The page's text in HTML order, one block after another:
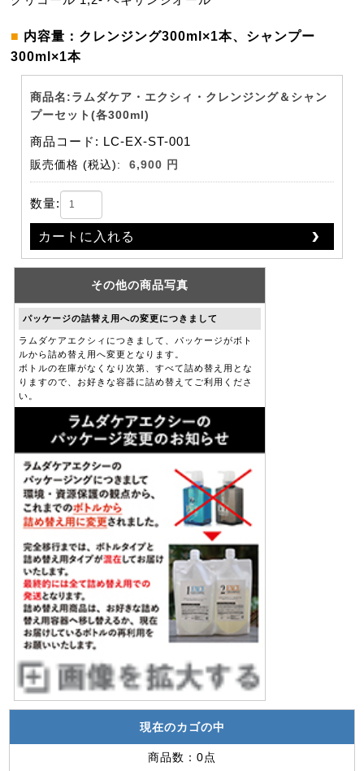
内容量：クレンジング300ml×1本、シャンプー
300ml×1本
商品名:ラムダケア・エクシィ・クレンジング＆シャン
プーセット(各300ml)
商品コード: LC-EX-ST-001
販売価格(税込): 6,900 円
数量:
カートに入れる
その他の商品写真
パッケージの詰替え用への変更につきまして
ラムダケアエクシィにつきまして、パッケージがボト
ルから詰め替え用へ変更となります。
ボトルの在庫がなくなり次第、すべて詰め替え用とな
りますので、お好きな容器に詰め替えてご利用くださ
い。
現在のカゴの中
商品数：0点